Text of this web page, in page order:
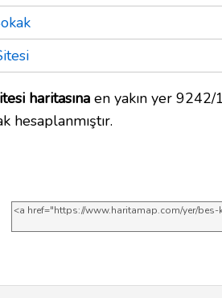
haritasına en yakın yer 9242/
hesaplanmıştır.